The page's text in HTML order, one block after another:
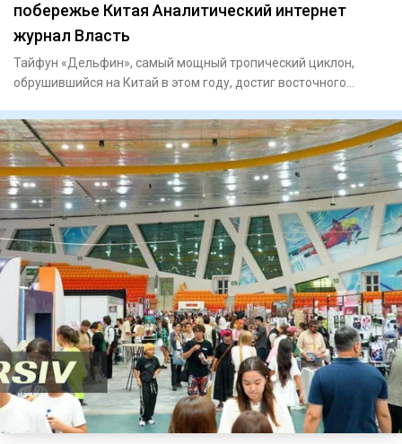
побережье Китая Аналитический интернет
журнал Власть
Тайфун «Дельфин», самый мощный тропический циклон,
обрушившийся на Китай в этом году, достиг восточного